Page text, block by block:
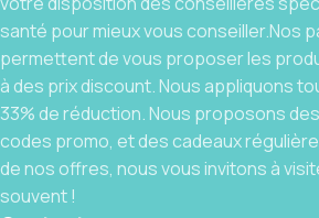
santé pour mieux vous conseiller.Nos
permettent de vous proposer les
à des prix discount. Nous appliquons
33% de réduction. Nous proposons
codes promo, et des cadeaux
de nos offres, nous vous invitons à
souvent !